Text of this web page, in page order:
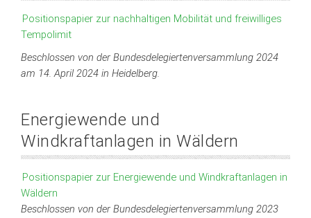
Positionspapier zur nachhaltigen Mobilität und freiwilliges
Tempolimit
Beschlossen von der Bundesdelegiertenversammlung 2024
am 14. April 2024 in Heidelberg.
Energiewende und
Windkraftanlagen in Wäldern
Positionspapier zur Energiewende und Windkraftanlagen in
Wäldern
Beschlossen von der Bundesdelegiertenversammlung 2023